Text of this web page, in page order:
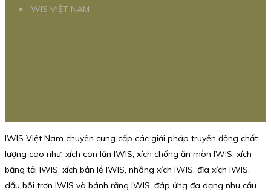
IWIS VIỆT NAM
IWIS Việt Nam chuyên cung cấp các giải pháp truyền động chất
lượng cao như: xích con lăn IWIS, xích chống ăn mòn IWIS, xích
băng tải IWIS, xích bản lề IWIS, nhông xích IWIS, đĩa xích IWIS,
dầu bôi trơn IWIS và bánh răng IWIS, đáp ứng đa dạng nhu cầu